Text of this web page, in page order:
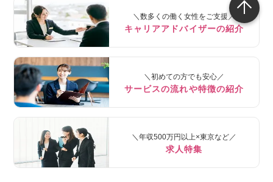
＼数多くの働く女性をご支援／
キャリアアドバイザーの紹介
＼初めての方でも安心／
サービスの流れや特徴の紹介
＼年収500万円以上×東京など／
求人特集